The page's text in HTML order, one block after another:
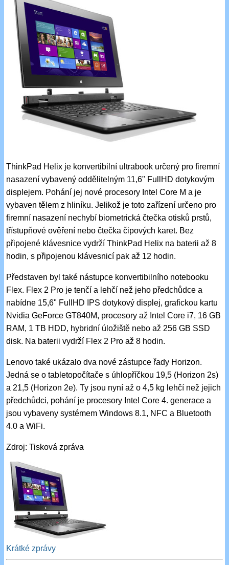
ThinkPad Helix je konvertibilní ultrabook určený pro firemní
nasazení vybavený oddělitelným 11,6" FullHD dotykovým
displejem. Pohání jej nové procesory Intel Core M a je
vybaven tělem z hliníku. Jelikož je toto zařízení určeno pro
firemní nasazení nechybí biometrická čtečka otisků prstů,
třístupňové ověření nebo čtečka čipových karet. Bez
připojené klávesnice vydrží ThinkPad Helix na baterii až 8
hodin, s připojenou klávesnicí pak až 12 hodin.
Představen byl také nástupce konvertibilního notebooku
Flex. Flex 2 Pro je tenčí a lehčí než jeho předchůdce a
nabídne 15,6" FullHD IPS dotykový displej, grafickou kartu
Nvidia GeForce GT840M, procesory až Intel Core i7, 16 GB
RAM, 1 TB HDD, hybridní úložiště nebo až 256 GB SSD
disk. Na baterii vydrží Flex 2 Pro až 8 hodin.
Lenovo také ukázalo dva nové zástupce řady Horizon.
Jedná se o tabletopočítače s úhlopříčkou 19,5 (Horizon 2s)
a 21,5 (Horizon 2e). Ty jsou nyní až o 4,5 kg lehčí než jejich
předchůdci, pohání je procesory Intel Core 4. generace a
jsou vybaveny systémem Windows 8.1, NFC a Bluetooth
4.0 a WiFi.
Zdroj: Tisková zpráva
Krátké zprávy